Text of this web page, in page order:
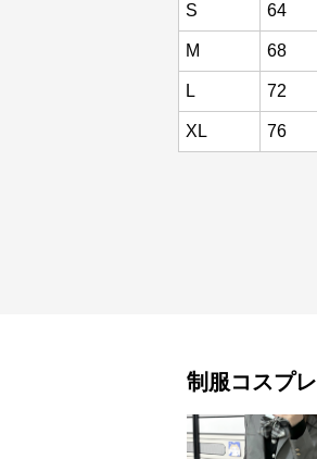
S 64
M 68
L 72
XL 76
制服コスプレ